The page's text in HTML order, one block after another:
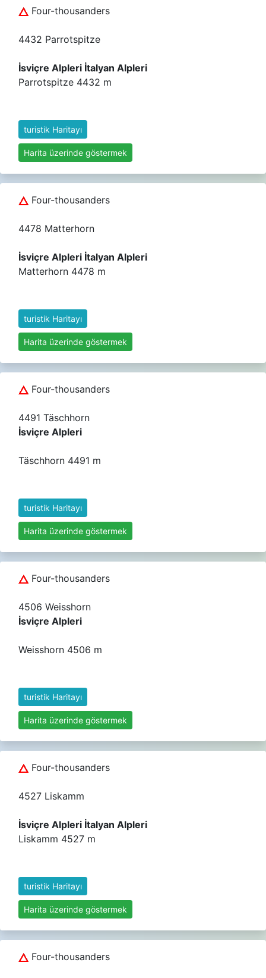
Four-thousanders
4432 Parrotspitze
İsviçre Alpleri İtalyan Alpleri
Parrotspitze 4432 m
turistik Haritayı
Harita üzerinde göstermek
Four-thousanders
4478 Matterhorn
İsviçre Alpleri İtalyan Alpleri
Matterhorn 4478 m
turistik Haritayı
Harita üzerinde göstermek
Four-thousanders
4491 Täschhorn
İsviçre Alpleri
Täschhorn 4491 m
turistik Haritayı
Harita üzerinde göstermek
Four-thousanders
4506 Weisshorn
İsviçre Alpleri
Weisshorn 4506 m
turistik Haritayı
Harita üzerinde göstermek
Four-thousanders
4527 Liskamm
İsviçre Alpleri İtalyan Alpleri
Liskamm 4527 m
turistik Haritayı
Harita üzerinde göstermek
Four-thousanders